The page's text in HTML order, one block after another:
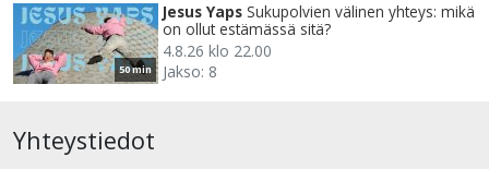
50 min
Jesus Yaps Sukupolvien välinen yhteys: mikä
on ollut estämässä sitä?
4.8.26 klo 22.00
Jakso: 8
Yhteystiedot